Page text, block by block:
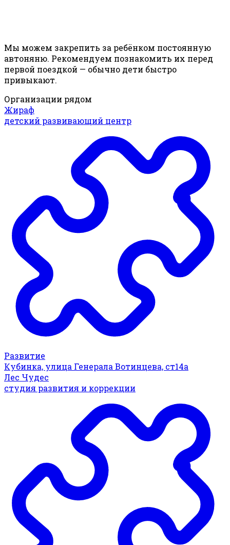
Мы можем закрепить за ребёнком постоянную
автоняню. Рекомендуем познакомить их перед
первой поездкой — обычно дети быстро
привыкают.
Организации рядом
Жираф
детский развивающий центр
Развитие
Кубинка, улица Генерала Вотинцева, ст14а
Лес Чудес
студия развития и коррекции